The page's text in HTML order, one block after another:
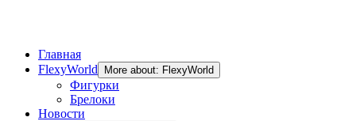
Главная
FlexyWorld
More about: FlexyWorld
Фигурки
Брелоки
Новости